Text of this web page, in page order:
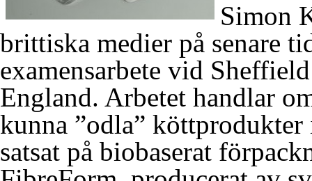
Simon
brittiska medier på senare
examensarbete vid
England. Arbetet handlar
kunna ”odla”
satsat på biobaserat